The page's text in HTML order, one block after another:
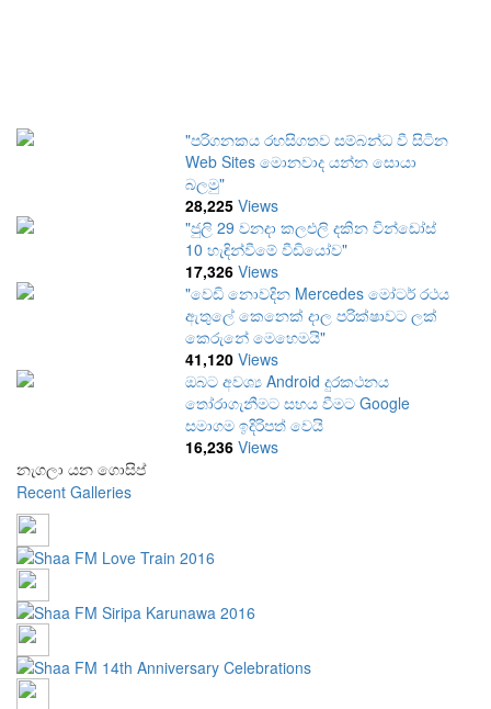
"පරිගනකය රහසිගතව සම්බන්ධ වී සිටින
Web Sites මොනවාද යන්න සොයා
බලමු"
28,225 Views
"ජුලි 29 වනදා කලඑලි දකින වින්ඩෝස්
10 හැඳින්වීමේ වීඩියෝව"
17,326 Views
"වෙඩි නොවදින Mercedes මෝටර් රථය
ඇතුලේ කෙනෙක් දාල පරික්ෂාවට ලක්
කෙරුනේ මෙහෙමයි"
41,120 Views
ඔබට අවශ්‍ය Android දුරකථනය
තෝරාගැනීමට සහය වීමට Google
සමාගම ඉදිරිපත් වෙයි
16,236 Views
නැගලා යන ගොසිප්
Recent Galleries